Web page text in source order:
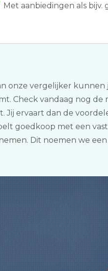
Met aanbiedingen als bijv.
onze vergelijker kunnen
Check vandaag nog
Jij ervaart dan de
goedkoop met een
Dit noemen we een